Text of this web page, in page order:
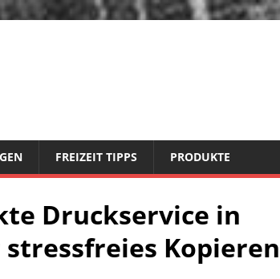
FREIZEIT TIPPS PRODUKTE
Druckservice in
Kopieren